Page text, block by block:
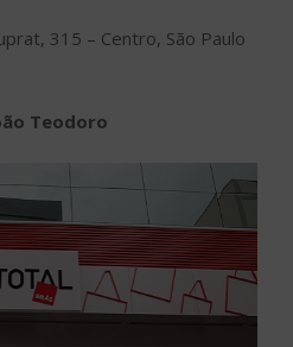
315 – Centro, São Paulo
Teodoro